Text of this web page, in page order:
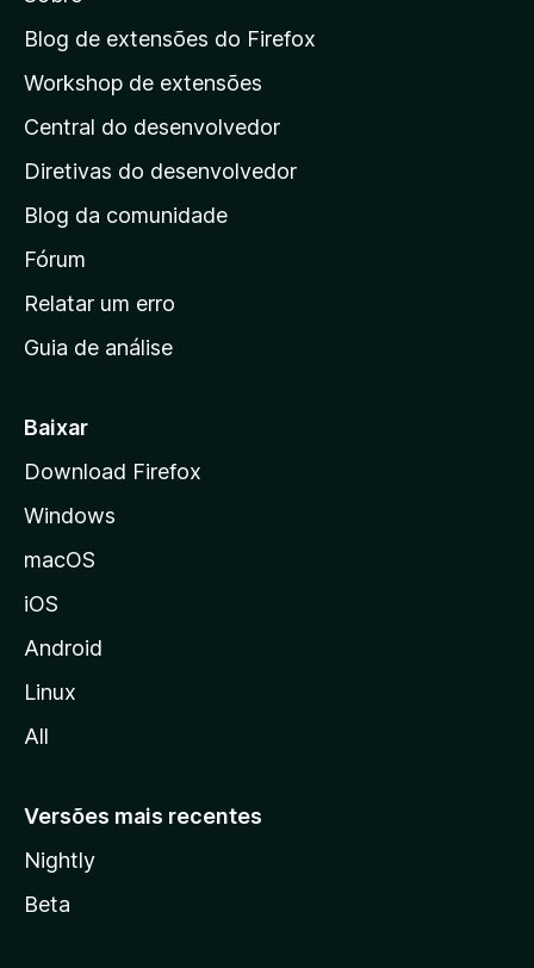
e
a
á
g
i
a
i
n
c
a
d
a
z
i
a
Blog de extensões do Firefox
Workshop de extensões
Central do desenvolvedor
Diretivas do desenvolvedor
Blog da comunidade
Fórum
Relatar um erro
Guia de análise
Baixar
Download Firefox
Windows
macOS
iOS
Android
Linux
All
Versões mais recentes
Nightly
Beta